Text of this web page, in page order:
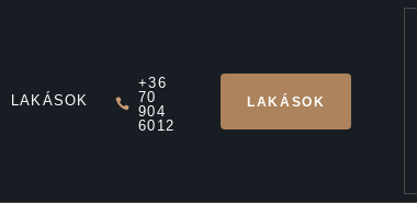
LAKÁSOK
+36
70
904
6012
LAKÁSOK